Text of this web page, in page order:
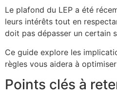
Le plafond du LEP a été
leurs intérêts tout en
doit pas dépasser un certain
Ce guide explore les
règles vous aidera à
Points clés à